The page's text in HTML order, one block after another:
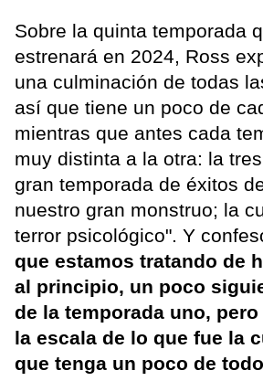
Sobre la quinta temporada
estrenará en 2024, Ross
una culminación de todas
así que tiene un poco de
mientras que antes cada
muy distinta a la otra: la
gran temporada de éxitos
nuestro gran monstruo; la
terror psicológico". Y
que estamos tratando de
al principio, un poco
de la temporada uno,
la escala de lo que fue la
que tenga un poco de todo